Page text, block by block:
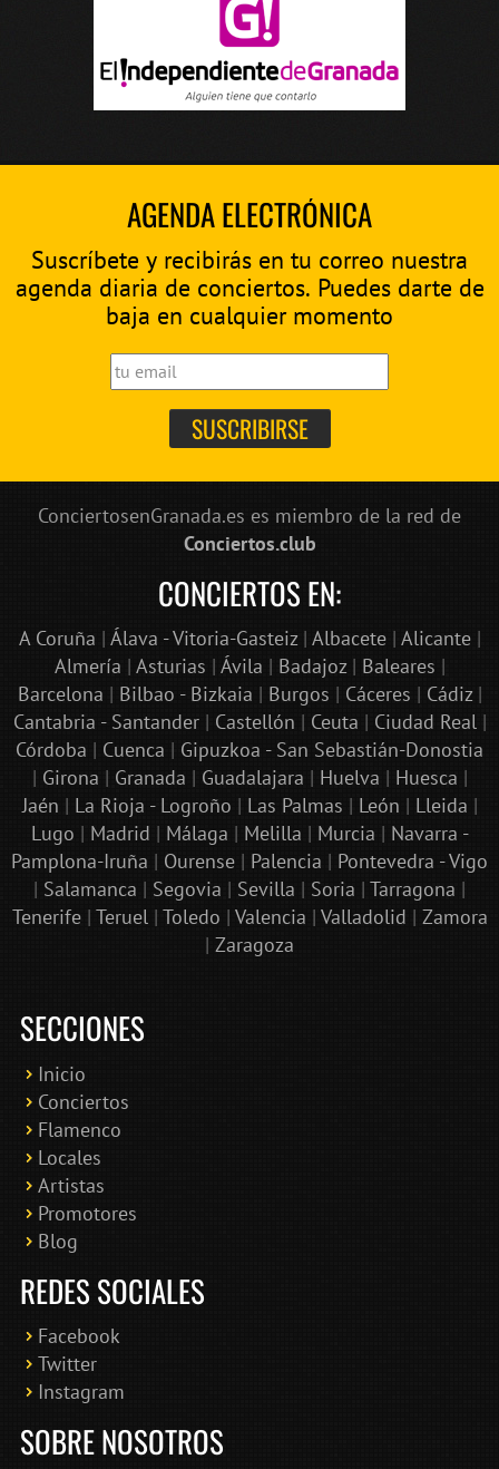
AGENDA ELECTRÓNICA
Suscríbete y recibirás en tu correo nuestra
agenda diaria de conciertos. Puedes darte de
baja en cualquier momento
ConciertosenGranada.es es miembro de la red de
Conciertos.club
CONCIERTOS EN:
A Coruña | Álava - Vitoria-Gasteiz| Albacete| Alicante|
Almería | Asturias | Ávila | Badajoz| Baleares |
Barcelona | Bilbao - Bizkaia | Burgos | Cáceres | Cádiz|
Cantabria - Santander| Castellón | Ceuta | Ciudad Real|
Córdoba | Cuenca | Gipuzkoa - San Sebastián-Donostia
| Girona | Granada | Guadalajara | Huelva | Huesca |
Jaén | La Rioja - Logroño | Las Palmas | León | Lleida |
Lugo | Madrid | Málaga | Melilla | Murcia | Navarra -
Pamplona-Iruña | Ourense | Palencia | Pontevedra - Vigo
| Salamanca | Segovia | Sevilla | Soria | Tarragona |
Tenerife| Teruel| Toledo | Valencia | Valladolid | Zamora
| Zaragoza
SECCIONES
Inicio
Conciertos
Flamenco
Locales
Artistas
Promotores
Blog
REDES SOCIALES
Facebook
Twitter
Instagram
SOBRE NOSOTROS